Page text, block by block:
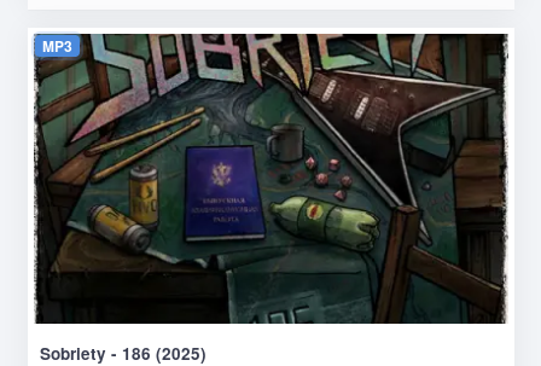
MP3
Sobriety - 186 (2025)